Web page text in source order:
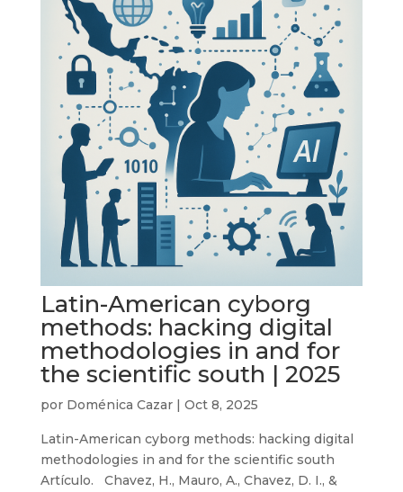
Latin-American cyborg
methods: hacking digital
methodologies in and for
the scientific south | 2025
por Doménica Cazar| Oct 8, 2025
Latin-American cyborg methods: hacking digital
methodologies in and for the scientific south
Artículo. Chavez, H., Mauro, A., Chavez, D. I., &